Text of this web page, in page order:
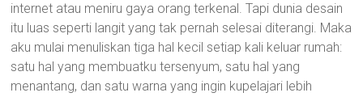
internet atau meniru gaya orang terkenal. Tapi dunia desain
itu luas seperti langit yang tak pernah selesai diterangi. Maka
aku mulai menuliskan tiga hal kecil setiap kali keluar rumah:
satu hal yang membuatku tersenyum, satu hal yang
menantang, dan satu warna yang ingin kupelajari lebih